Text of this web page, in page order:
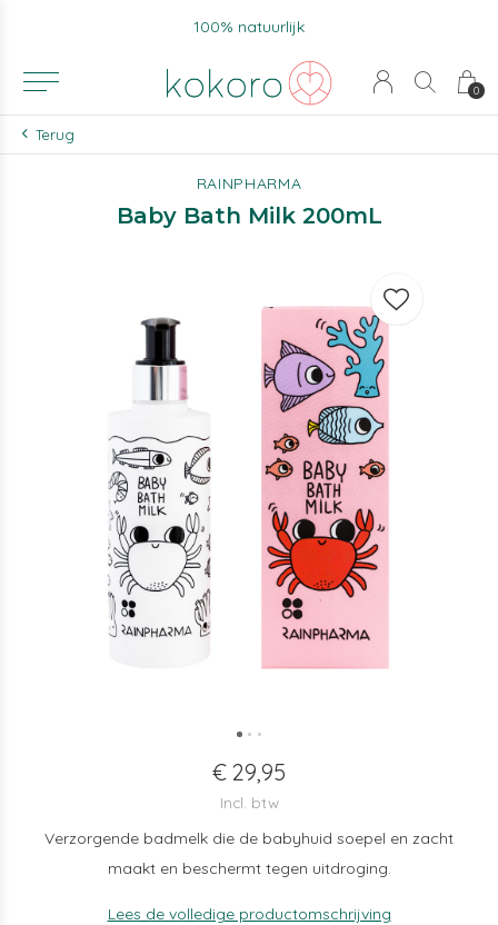
0
100% natuurlijk
Terug
RAINPHARMA
Baby Bath Milk 200mL
€ 29,95
Incl. btw
Verzorgende badmelk die de babyhuid soepel en zacht
maakt en beschermt tegen uitdroging.
Lees de volledige productomschrijving